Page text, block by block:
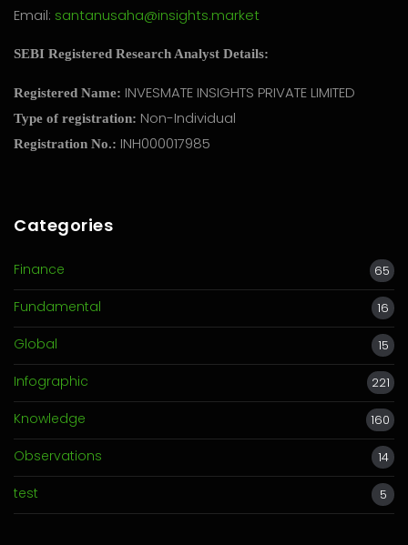
Email: santanusaha@insights.market
SEBI Registered Research Analyst Details:
Registered Name: INVESMATE INSIGHTS PRIVATE LIMITED
Type of registration: Non-Individual
Registration No.: INH000017985
Categories
Finance 65
Fundamental 16
Global 15
Infographic 221
Knowledge 160
Observations 14
test 5